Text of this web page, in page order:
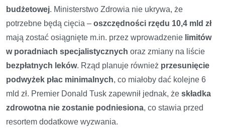
budżetowej. Ministerstwo Zdrowia nie ukrywa, że
potrzebne będą cięcia – oszczędności rzędu 10,4 mld zł
mają zostać osiągnięte m.in. przez wprowadzenie limitów
w poradniach specjalistycznych oraz zmiany na liście
bezpłatnych leków. Rząd planuje również przesunięcie
podwyżek płac minimalnych, co miałoby dać kolejne 6
mld zł. Premier Donald Tusk zapewnił jednak, że składka
zdrowotna nie zostanie podniesiona, co stawia przed
resortem dodatkowe wyzwania.